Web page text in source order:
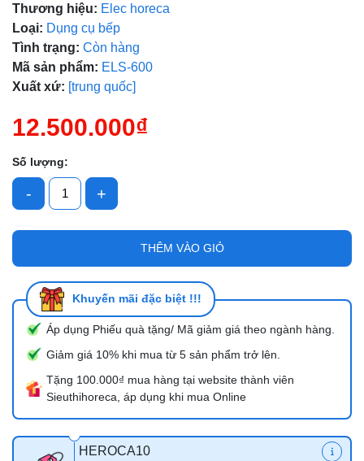
Thương hiệu: Elec horeca
Loại: Dụng cụ bếp
Tình trạng: Còn hàng
Mã sản phẩm: ELS-600
Xuất xứ: [trung quốc]
12.500.000₫
Số lượng:
- +
THÊM VÀO GIỎ
Khuyến mãi đặc biệt !!!
Áp dụng Phiếu quà tặng/ Mã giảm giá theo ngành hàng.
Giảm giá 10% khi mua từ 5 sản phẩm trở lên.
Tặng 100.000₫ mua hàng tại website thành viên
Sieuthihoreca, áp dụng khi mua Online
HEROCA10